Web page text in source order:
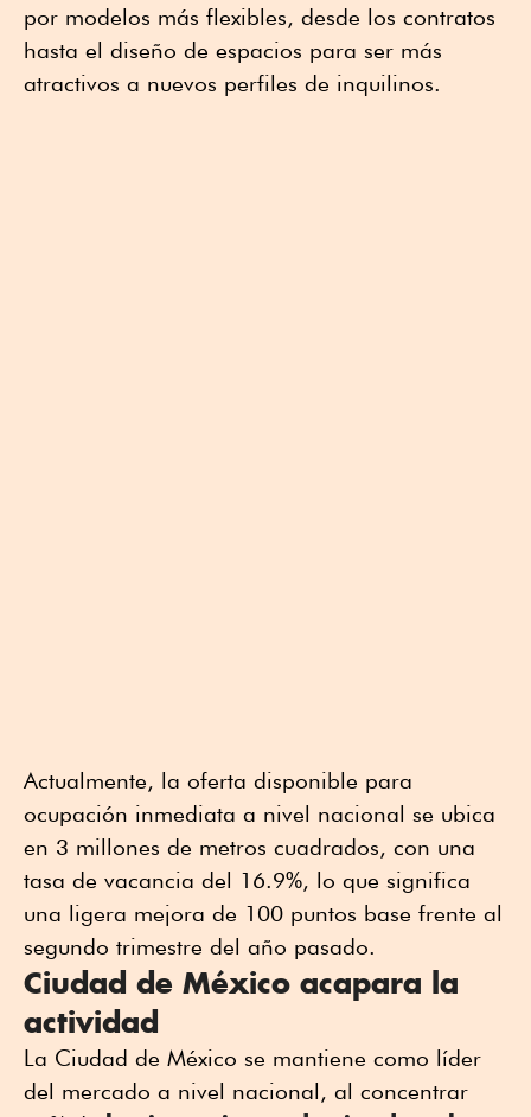
por modelos más flexibles, desde los contratos
hasta el diseño de espacios para ser más
atractivos a nuevos perfiles de inquilinos.
Actualmente, la oferta disponible para
ocupación inmediata a nivel nacional se ubica
en 3 millones de metros cuadrados, con una
tasa de vacancia del 16.9%, lo que significa
una ligera mejora de 100 puntos base frente al
segundo trimestre del año pasado.
Ciudad de México acapara la
actividad
La Ciudad de México se mantiene como líder
del mercado a nivel nacional, al concentrar